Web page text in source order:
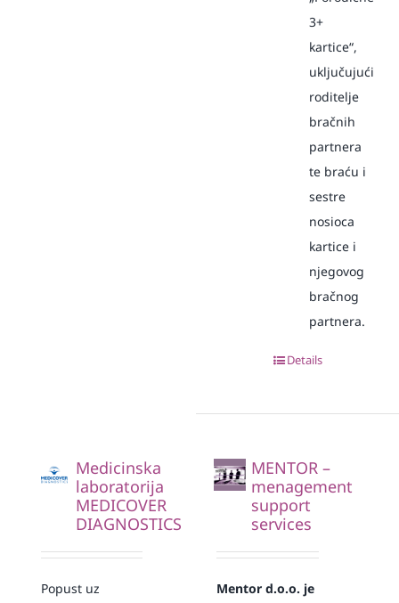
3+
kartice“,
uključujući
roditelje
bračnih
partnera
te braću i
sestre
nosioca
kartice i
njegovog
bračnog
partnera.
Details
Medicinska
laboratorija
MEDICOVER
DIAGNOSTICS
Popust uz
MENTOR –
menagement
support
services
Mentor d.o.o. je